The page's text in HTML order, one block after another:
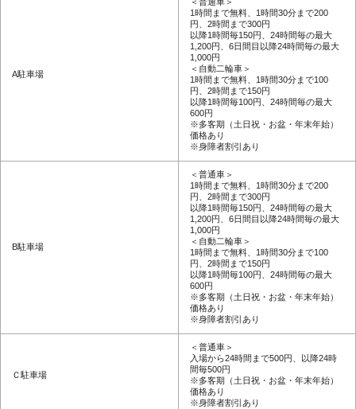
A駐車場
1時間まで無料、1時間30分まで200
円、2時間まで300円
以降1時間毎150円、24時間毎の最大
1,200円、6日間目以降24時間毎の最大
1,000円
＜自動二輪車＞
1時間まで無料、1時間30分まで100
円、2時間まで150円
以降1時間毎100円、24時間毎の最大
600円
※多客期（土日祝・お盆・年末年始）
価格あり
※身障者割引あり
B駐車場
＜普通車＞
1時間まで無料、1時間30分まで200
円、2時間まで300円
以降1時間毎150円、24時間毎の最大
1,200円、6日間目以降24時間毎の最大
1,000円
＜自動二輪車＞
1時間まで無料、1時間30分まで100
円、2時間まで150円
以降1時間毎100円、24時間毎の最大
600円
※多客期（土日祝・お盆・年末年始）
価格あり
※身障者割引あり
Ｃ駐車場
＜普通車＞
入場から24時間まで500円、以降24時
間毎500円
※多客期（土日祝・お盆・年末年始）
価格あり
※身障者割引あり